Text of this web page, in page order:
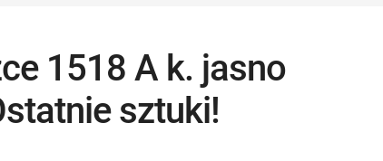
1518 A k. jasno
sztuki!